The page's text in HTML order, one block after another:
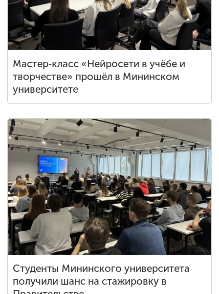
Мастер‑класс «Нейросети в учёбе и
творчестве» прошёл в Мининском
университете
Студенты Мининского университета
получили шанс на стажировку в